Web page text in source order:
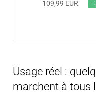
109,99 EUR
Usage réel :
marchent à tous